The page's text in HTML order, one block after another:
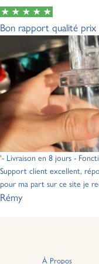
Bon rapport qualité prix
'- Livraison en 8 jours -
Support client excellent,
pour ma part sur ce site je
Rémy
À Propos